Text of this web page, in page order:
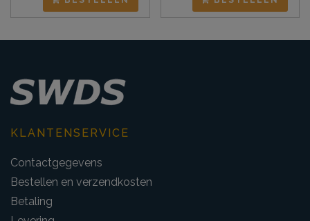
KLANTENSERVICE
Contactgegevens
Bestellen en verzendkosten
Betaling